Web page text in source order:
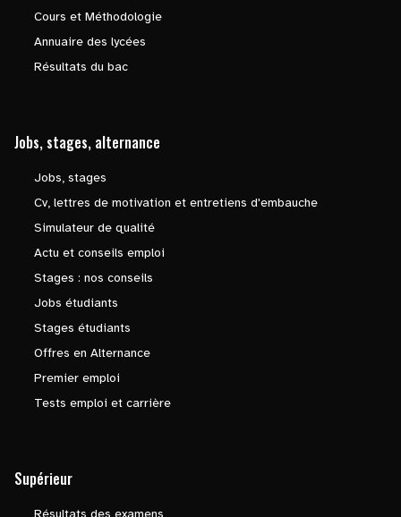
Cours et Méthodologie
Annuaire des lycées
Résultats du bac
Jobs, stages, alternance
Jobs, stages
Cv, lettres de motivation et entretiens d'embauche
Simulateur de qualité
Actu et conseils emploi
Stages : nos conseils
Jobs étudiants
Stages étudiants
Offres en Alternance
Premier emploi
Tests emploi et carrière
Supérieur
Résultats des examens